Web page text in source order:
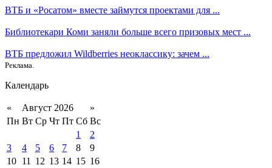
ВТБ и «Росатом» вместе займутся проектами для ...
Библиотекари Коми заняли больше всего призовых мест ...
ВТБ предложил Wildberries неоклассику: зачем ...
Реклама.
Календарь
« Август 2026
»
Пн Вт Ср Чт Пт Сб Вс
1
2
3
4 5 6 7 8
9
10 11 12 13 14 15 16